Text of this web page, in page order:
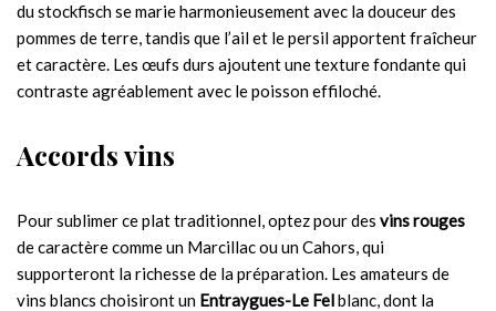
du stockfisch se marie harmonieusement avec la douceur des
pommes de terre, tandis que l’ail et le persil apportent fraîcheur
et caractère. Les œufs durs ajoutent une texture fondante qui
contraste agréablement avec le poisson effiloché.
Accords vins
Pour sublimer ce plat traditionnel, optez pour des vins rouges
de caractère comme un Marcillac ou un Cahors, qui
supporteront la richesse de la préparation. Les amateurs de
vins blancs choisiront un Entraygues-Le Felblanc, dont la